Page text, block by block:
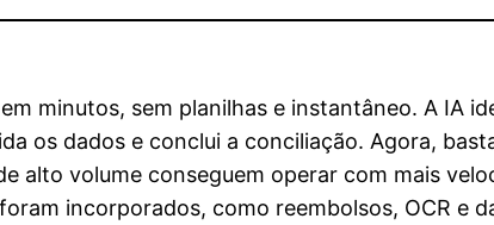
minutos, sem planilhas e instantâneo. A IA
os dados e conclui a conciliação. Agora,
alto volume conseguem operar com mais
incorporados, como reembolsos, OCR e